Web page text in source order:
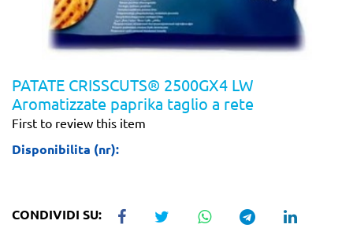
PATATE CRISSCUTS® 2500GX4 LW
Aromatizzate paprika taglio a rete
First to review this item
Disponibilita (nr):
CONDIVIDI SU: